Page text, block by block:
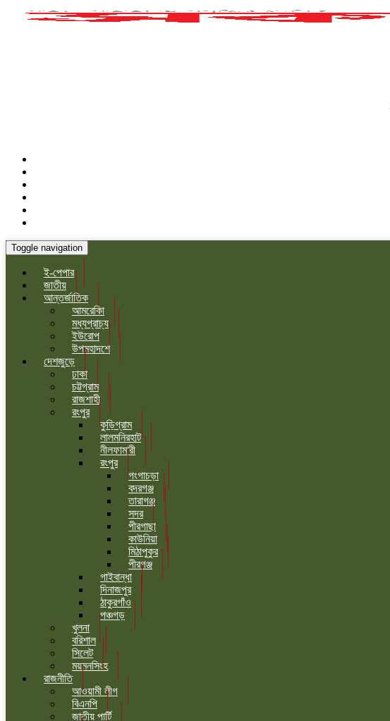
Toggle navigation
ই-পেপার
জাতীয়
আন্তর্জাতিক
আমরেকিা
মধ্যপ্রাচ্য
ইউরোপ
উপমহাদশে
দেশজুড়ে
ঢাকা
চট্টগ্রাম
রাজশাহী
রংপুর
কুড়িগ্রাম
লালমনিরহাট
নীলফামারী
রংপুর
গংগাচড়া
বদরগঞ্জ
তারাগঞ্জ
সদর
পীরগাছা
কাউনিয়া
মিঠাপুকুর
পীরগঞ্জ
গাইবান্ধা
দিনাজপুর
ঠাকুরগাঁও
পঞ্চগড়
খুলনা
বরিশাল
সিলেট
ময়মনসিংহ
রাজনীতি
আওয়ামী লীগ
বিএনপি
জাতীয় পার্টি